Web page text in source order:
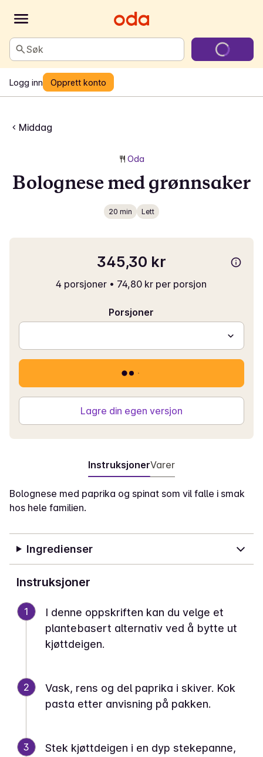
Søk
Logg inn Opprett konto
Middag
Oda
Bolognese med grønnsaker
20 min Lett
345,30 kr
4 porsjoner • 74,80 kr per porsjon
Porsjoner
Lagre din egen versjon
InstruksjonerVarer
Bolognese med paprika og spinat som vil falle i smak
hos hele familien.
Ingredienser
Instruksjoner
1
I denne oppskriften kan du velge et
plantebasert alternativ ved å bytte ut
kjøttdeigen.
2
Vask, rens og del paprika i skiver. Kok
pasta etter anvisning på pakken.
3
Stek kjøttdeigen i en dyp stekepanne,